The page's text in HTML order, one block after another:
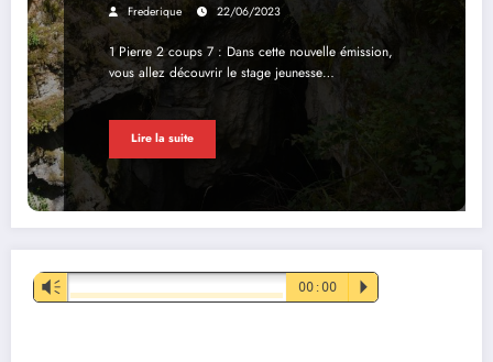
Frederique 22/06/2023
1 Pierre 2 coups 7 : Dans cette nouvelle émission,
vous allez découvrir le stage jeunesse…
Lire la suite
Lecteur
audio
Vm 00:00 P